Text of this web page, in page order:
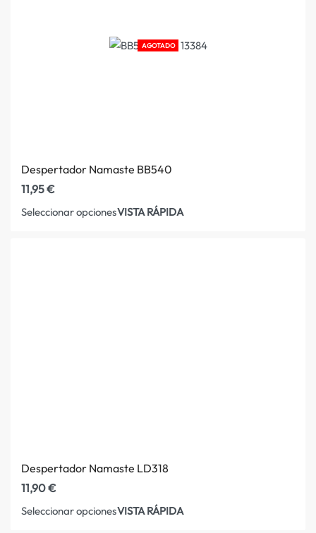
AGOTADO
Despertador Namaste BB540
11,95€
Seleccionar opcionesVISTA RÁPIDA
Despertador Namaste LD318
11,90€
Seleccionar opcionesVISTA RÁPIDA